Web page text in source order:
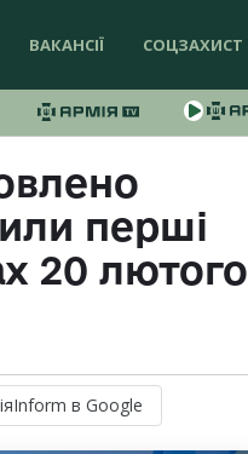
ВАКАНСІЇ СОЦЗАХИСТ
перші
20 лютого
в Google